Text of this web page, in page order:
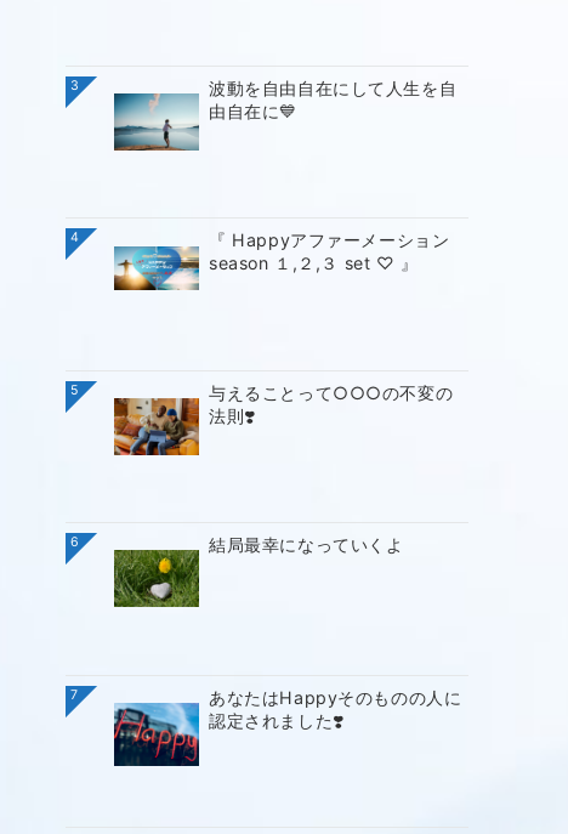
3
波動を自由自在にして人生を自
由自在に💙
4
『 Happyアファーメーション
season １,２,３ set ♡ 』
5
与えることって○○○の不変の
法則❣️
6 結局最幸になっていくよ
7
あなたはHappyそのものの人に
認定されました❣️